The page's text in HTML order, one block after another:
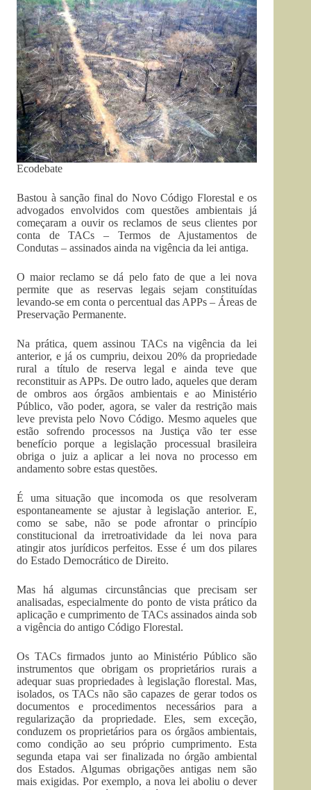
Ecodebate
Bastou à sanção final do Novo Código Florestal e os
advogados envolvidos com questões ambientais já
começaram a ouvir os reclamos de seus clientes por
conta de TACs – Termos de Ajustamentos de
Condutas – assinados ainda na vigência da lei antiga.
O maior reclamo se dá pelo fato de que a lei nova
permite que as reservas legais sejam constituídas
levando-se em conta o percentual das APPs – Áreas de
Preservação Permanente.
Na prática, quem assinou TACs na vigência da lei
anterior, e já os cumpriu, deixou 20% da propriedade
rural a título de reserva legal e ainda teve que
reconstituir as APPs. De outro lado, aqueles que deram
de ombros aos órgãos ambientais e ao Ministério
Público, vão poder, agora, se valer da restrição mais
leve prevista pelo Novo Código. Mesmo aqueles que
estão sofrendo processos na Justiça vão ter esse
benefício porque a legislação processual brasileira
obriga o juiz a aplicar a lei nova no processo em
andamento sobre estas questões.
É uma situação que incomoda os que resolveram
espontaneamente se ajustar à legislação anterior. E,
como se sabe, não se pode afrontar o princípio
constitucional da irretroatividade da lei nova para
atingir atos jurídicos perfeitos. Esse é um dos pilares
do Estado Democrático de Direito.
Mas há algumas circunstâncias que precisam ser
analisadas, especialmente do ponto de vista prático da
aplicação e cumprimento de TACs assinados ainda sob
a vigência do antigo Código Florestal.
Os TACs firmados junto ao Ministério Público são
instrumentos que obrigam os proprietários rurais a
adequar suas propriedades à legislação florestal. Mas,
isolados, os TACs não são capazes de gerar todos os
documentos e procedimentos necessários para a
regularização da propriedade. Eles, sem exceção,
conduzem os proprietários para os órgãos ambientais,
como condição ao seu próprio cumprimento. Esta
segunda etapa vai ser finalizada no órgão ambiental
dos Estados. Algumas obrigações antigas nem são
mais exigidas. Por exemplo, a nova lei aboliu o dever